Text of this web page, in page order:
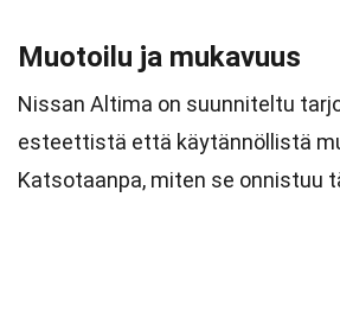
Muotoilu ja mukavuus
Nissan Altima on suunniteltu
esteettistä että käytännöllistä
Katsotaanpa, miten se onnistuu